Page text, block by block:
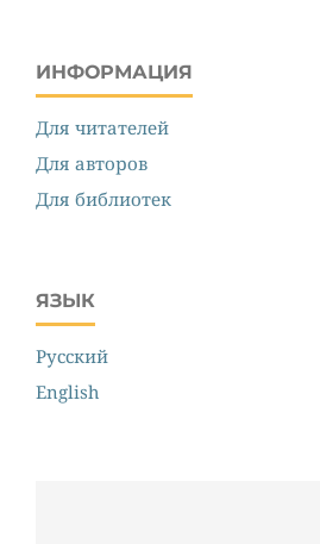
ИНФОРМАЦИЯ
Для читателей
Для авторов
Для библиотек
ЯЗЫК
Русский
English